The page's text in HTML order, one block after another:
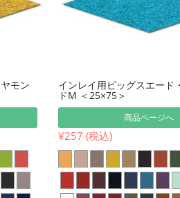
モン インレイ用ピッグスエード
ドM ＜25×75＞
商品ページへ
¥257 (税込)